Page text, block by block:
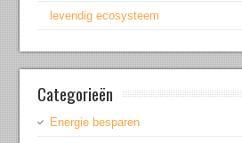
levendig ecosysteem
Categorieën
Energie besparen